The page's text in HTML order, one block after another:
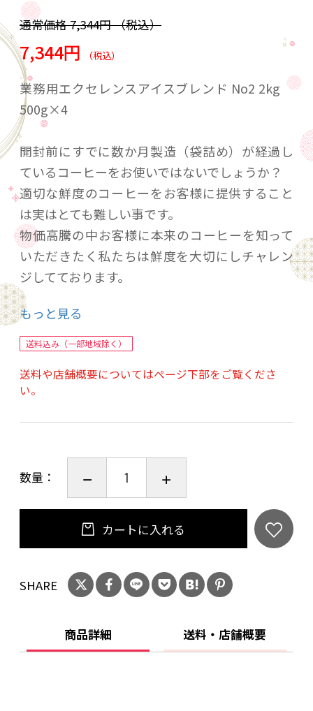
通常価格7,344円（税込）
7,344円 （税込）
業務用エクセレンスアイスブレンド No2 2kg
500g×4
開封前にすでに数か月製造（袋詰め）が経過し
ているコーヒーをお使いではないでしょうか？
適切な鮮度のコーヒーをお客様に提供すること
は実はとても難しい事です。
物価高騰の中お客様に本来のコーヒーを知って
いただきたく私たちは鮮度を大切にしチャレン
ジしてております。
抽出の時膨らまないコーヒーや劣化臭のするコ
ーヒーではないコーヒーがもつ本来の香り、風
味をお届けしたいと思って取り組んでおります。
と時をご提案ください。
No2は、しっかり見極めたコーヒー豆を使用
し、凛とした苦みとコクが特徴の特別な2kgセッ
トです。このブレンドは、素晴らしい香りとと
もに苦味と酸味が絶妙に融合しており、やすら
ぎの時間を演出します。数多くの用途に対応で
きるため、アイスコーヒーはもちろん、ホット
大容量サイズは、店舗での業務用はもちろん、
家庭でもお得にご利用いただけます。おしゃれ
もっと見る
送料込み（一部地域除く）
送料や店舗概要についてはページ下部をご覧くださ
い。
数量：
カートに入れる
SHARE
商品詳細 送料・店舗概要